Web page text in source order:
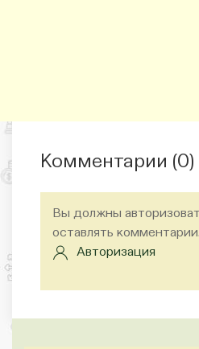
Комментарии (0)
Вы должны
оставлять комментарии.
Авторизация